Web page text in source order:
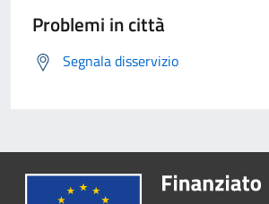
Problemi in città
Segnala disservizio